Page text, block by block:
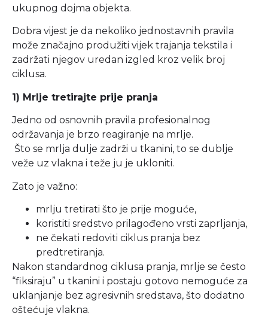
ukupnog dojma objekta.
Dobra vijest je da nekoliko jednostavnih pravila
može značajno produžiti vijek trajanja tekstila i
zadržati njegov uredan izgled kroz velik broj
ciklusa.
1) Mrlje tretirajte prije pranja
Jedno od osnovnih pravila profesionalnog
održavanja je brzo reagiranje na mrlje.
Što se mrlja dulje zadrži u tkanini, to se dublje
veže uz vlakna i teže ju je ukloniti.
Zato je važno:
mrlju tretirati što je prije moguće,
koristiti sredstvo prilagođeno vrsti zaprljanja,
ne čekati redoviti ciklus pranja bez
predtretiranja.
Nakon standardnog ciklusa pranja, mrlje se često
“fiksiraju” u tkanini i postaju gotovo nemoguće za
uklanjanje bez agresivnih sredstava, što dodatno
oštećuje vlakna.